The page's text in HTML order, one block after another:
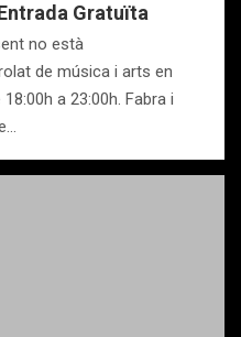
Gratuïta
no està
de música i arts en
a 23:00h. Fabra i